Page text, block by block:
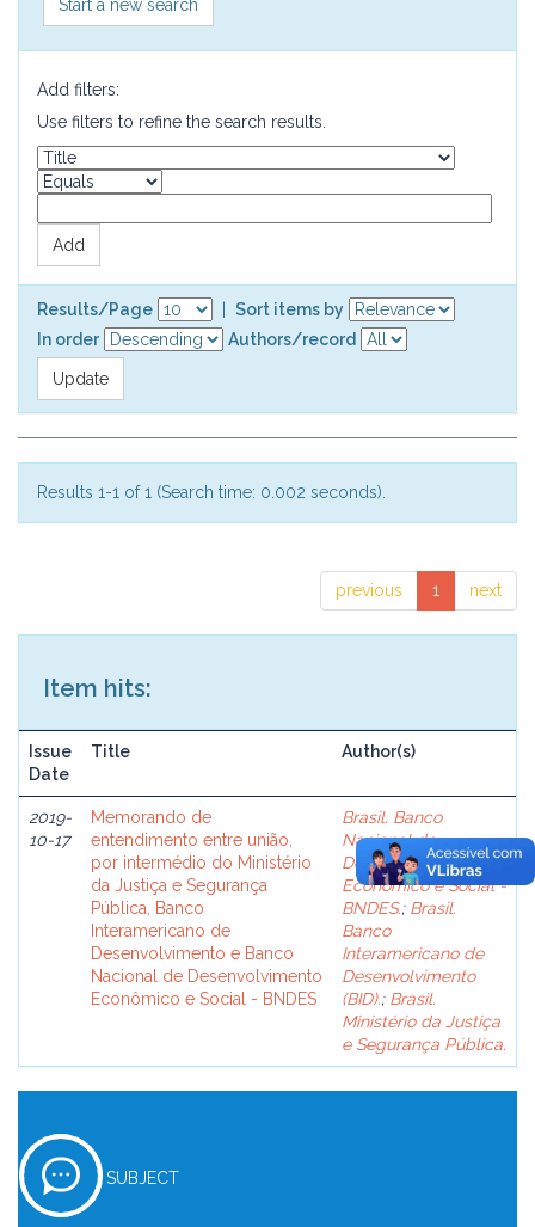
Start a new search
Add filters:
Use filters to refine the search results.
Results/Page
Sort items by
In order
Authors/record
Results 1-1 of 1 (Search time: 0.002 seconds).
previous 1 next
Item hits:
Issue
Date
Title Author(s)
2019-
10-17
Memorando de
entendimento entre união,
por intermédio do Ministério
da Justiça e Segurança
Pública, Banco
Interamericano de
Desenvolvimento e Banco
Nacional de Desenvolvimento
Econômico e Social - BNDES
Brasil. Banco
Nacional de
Desenvolvimento
Econômico e Social -
BNDES.; Brasil.
Banco
Interamericano de
Desenvolvimento
(BID).; Brasil.
Ministério da Justiça
e Segurança Pública.
SUBJECT